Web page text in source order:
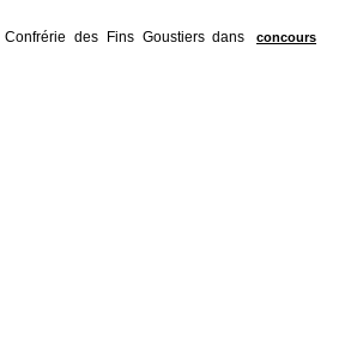
des Fins Goustiers dans
concours